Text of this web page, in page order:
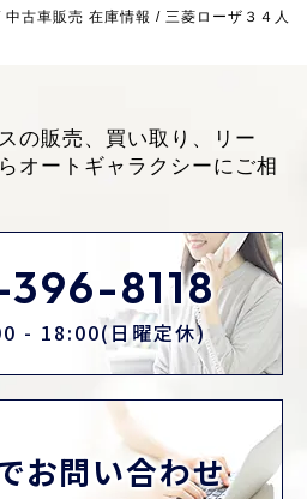
中古車販売 在庫情報 / 三菱ローザ３４人
の販売、買い取り、リー
オートギャラクシーにご相
8118
- 18:00(日曜定休)
お問い合わせ